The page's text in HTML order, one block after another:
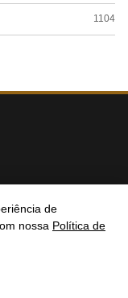
de
nossa Política de
1104